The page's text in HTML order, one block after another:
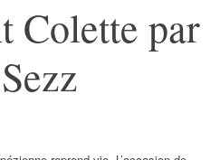
Colette par